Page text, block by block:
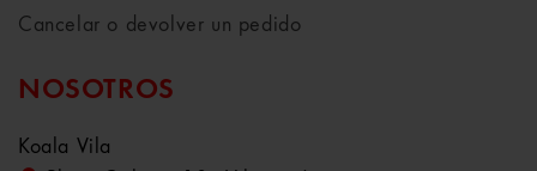
Cancelar o devolver un pedido
NOSOTROS
Koala Vila